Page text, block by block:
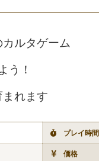
ルタゲーム
う！
れます
プレイ時間
価格